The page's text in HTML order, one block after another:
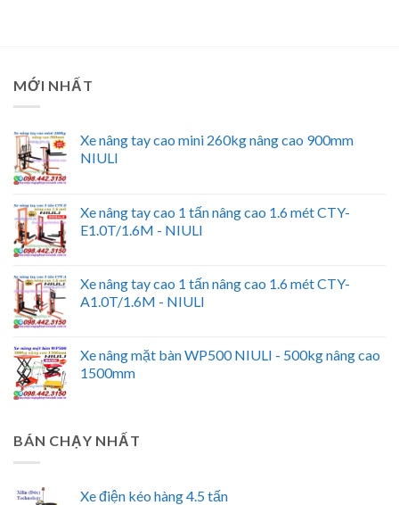
MỚI NHẤT
Xe nâng tay cao mini 260kg nâng cao 900mm
NIULI
Xe nâng tay cao 1 tấn nâng cao 1.6 mét CTY-
E1.0T/1.6M - NIULI
Xe nâng tay cao 1 tấn nâng cao 1.6 mét CTY-
A1.0T/1.6M - NIULI
Xe nâng mặt bàn WP500 NIULI - 500kg nâng cao
1500mm
BÁN CHẠY NHẤT
Xe điện kéo hàng 4.5 tấn